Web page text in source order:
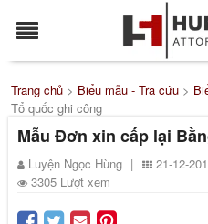
Trang chủ > Biểu mẫu - Tra cứu >
Tổ quốc ghi công
Mẫu Đơn xin cấp lại
Luyện Ngọc Hùng | 21-12-
3305 Lượt xem